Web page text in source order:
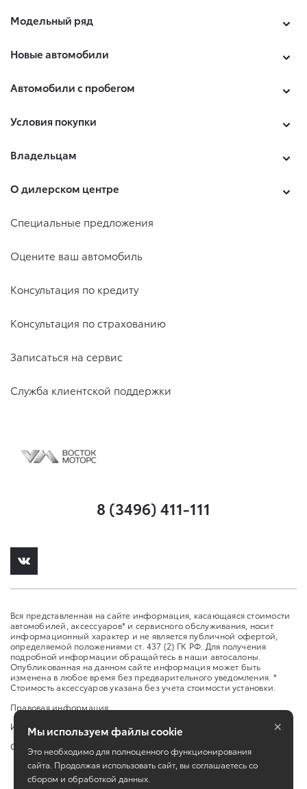
Модельный ряд
Новые автомобили
Автомобили с пробегом
Условия покупки
Владельцам
О дилерском центре
Специальные предложения
Оцените ваш автомобиль
Консультация по кредиту
Консультация по страхованию
Записаться на сервис
Служба клиентской поддержки
8 (3496) 411-111
Вся представленная на сайте информация, касающаяся стоимости
автомобилей, аксессуаров* и сервисного обслуживания, носит
информационный характер и не является публичной офертой,
определяемой положениями ст. 437 (2) ГК РФ. Для получения
подробной информации обращайтесь в наши автосалоны.
Опубликованная на данном сайте информация может быть
изменена в любое время без предварительного уведомления. *
Стоимость аксессуаров указана без учета стоимости установки.
Правовая информация
Изменить настройку cookies
Сбросить cookie
Мы используем файлы cookie
Это необходимо для полноценного функционирования
сайта. Продолжая использовать сайт, вы соглашаетесь со
сбором и обработкой данных.
×